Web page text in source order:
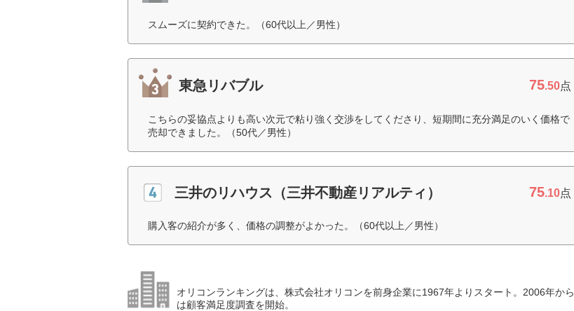
スムーズに契約できた。（60代以上／男性）
東急リバブル 75.50点
こちらの妥協点よりも高い次元で粘り強く交渉をしてくださり、短期間に充分満足のいく価格で
売却できました。（50代／男性）
三井のリハウス（三井不動産リアルティ） 75.10点
購入客の紹介が多く、価格の調整がよかった。（60代以上／男性）
オリコンランキングは、株式会社オリコンを前身企業に1967年よりスタート。2006年から
は顧客満足度調査を開始。